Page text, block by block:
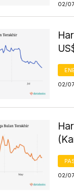
02/
02/
02/